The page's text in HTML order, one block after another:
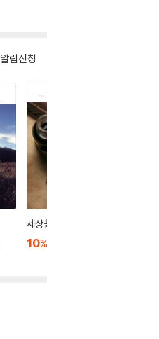
알림신청
세상을 보는 지혜
10%